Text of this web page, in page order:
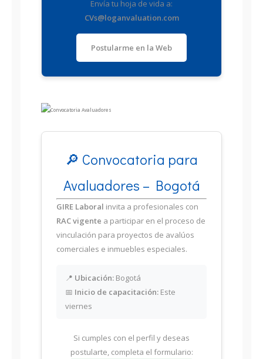
Envía tu hoja de vida a:
CVs@loganvaluation.com
Postularme en la Web
🔎 Convocatoria para
Avaluadores – Bogotá
GIRE Laboral invita a profesionales con
RAC vigente a participar en el proceso de
vinculación para proyectos de avalúos
comerciales e inmuebles especiales.
📍 Ubicación: Bogotá
📅 Inicio de capacitación: Este
viernes
Si cumples con el perfil y deseas
postularte, completa el formulario: